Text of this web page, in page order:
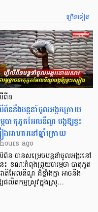
ច្រើនទៀត
ពីន
ននឹងបន្តនាំចូលអង្ករក្រោយ
ភបាតុភូតអែលនីណូ បង្កឱ្យខ្វះ
ងអាហារនៅឆ្នាំក្រោយ
ago
ពីន បាន​សម្រេចបន្តនាំចូលអង្ករនៅ
េះ ខណៈកំពុងព្រួយបារម្ភថា បាតុភូត
ាតិអែលនីណូ ដ៏ខ្លាំងក្លា​ អាចនឹង
យផលិតកម្មស្រូវក្នុងស្រុ…